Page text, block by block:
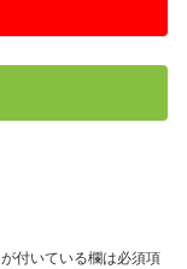
が付いている欄は必須項